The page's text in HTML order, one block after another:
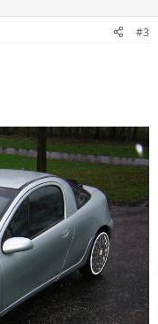
#3